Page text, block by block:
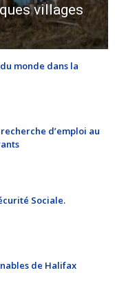
villages
monde dans la
d’emploi au
Sociale.
de Halifax